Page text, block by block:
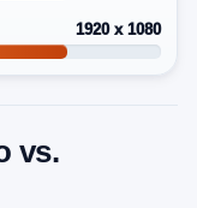
1920 x 1080
vs.